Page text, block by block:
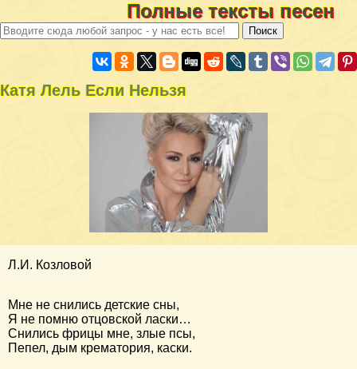
Полные тексты песен
Катя Лель Если Нельзя
Л.И. Козловой
Мне не снились детские сны,
Я не помню отцовской ласки…
Снились фрицы мне, злые псы,
Пепел, дым крематория, каски.